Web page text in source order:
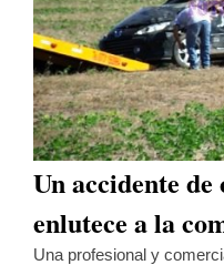
Un accidente
enlutece a la
Una profesional y